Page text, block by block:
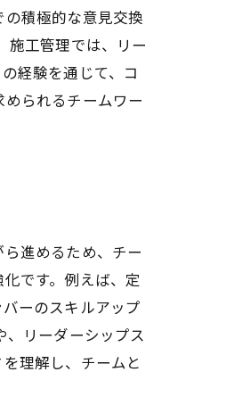
積極的な意見交換
施工管理では、リー
経験を通じて、コ
られるチームワー
進めるため、チー
です。例えば、定
ーのスキルアップ
、リーダーシップス
理解し、チームと